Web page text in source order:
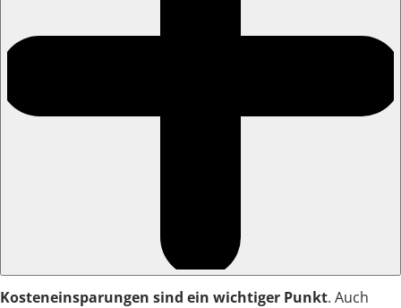
Kosteneinsparungen sind ein wichtiger Punkt. Auch